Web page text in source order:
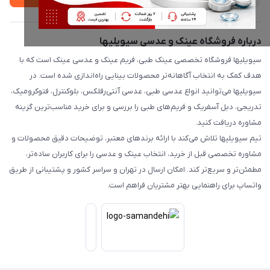
درباره فروشگاه عینک و عدسی سیویلیها
سیویلیها فروشگاه تخصصی عینک طبی، فریم عینک و عدسی عینک است که با
هدف کمک به انتخاب آگاهانه‌تر محصولات بینایی راه‌اندازی شده است. در
سیویلیها می‌توانید انواع عدسی طبی، عدسی آنتی‌رفلکس، بلوکنترل، فتوکرومیک،
تدریجی، دبل آسفریک و فریم‌های طبی را بررسی و برای خرید مناسب‌ترین گزینه
مشاوره دریافت کنید.
تیم سیویلیها تلاش می‌کند با ارائه برندهای معتبر، توضیحات دقیق محصولات و
مشاوره تخصصی قبل از خرید، انتخاب عینک و عدسی را برای کاربران ساده‌تر،
مطمئن‌تر و سریع‌تر کند. امکان ارسال در تهران و سراسر کشور و پشتیبانی از طریق
واتساپ برای راهنمایی بهتر مشتریان فراهم است.